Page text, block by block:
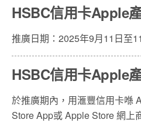
HSBC信用卡Apple
推廣日期：2025年9月11日至
HSBC信用卡Apple
於推廣期內，用滙豐信用卡喺
Store App或 Apple Store 網上